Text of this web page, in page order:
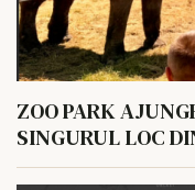
ZOO PARK
SINGURUL LOC
HRANI UN